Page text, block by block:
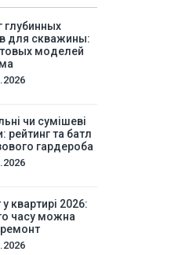
квартирі 2026:
глубинных
для скважины:
моделей
чи сумішеві
рейтинг та батл
гардероба
квартирі 2026:
часу можна